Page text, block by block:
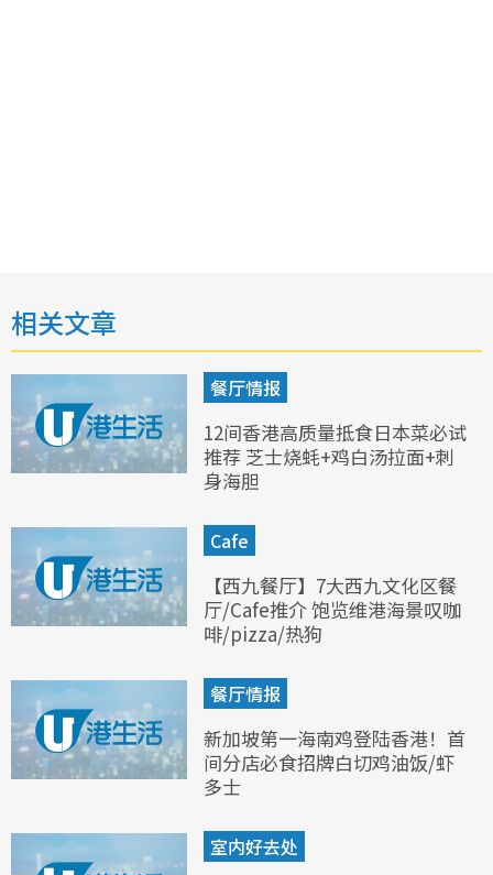
相关文章
餐厅情报
12间香港高质量抵食日本菜必试
推荐 芝士烧蚝+鸡白汤拉面+刺
身海胆
Cafe
【西九餐厅】7大西九文化区餐
厅/Cafe推介 饱览维港海景叹咖
啡/pizza/热狗
餐厅情报
新加坡第一海南鸡登陆香港！首
间分店必食招牌白切鸡油饭/虾
多士
室内好去处